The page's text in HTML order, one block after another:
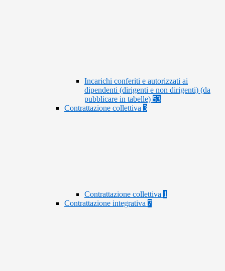
Incarichi conferiti e autorizzati ai
dipendenti (dirigenti e non dirigenti) (da
pubblicare in tabelle) 53
Contrattazione collettiva 3
Contrattazione collettiva 1
Contrattazione integrativa 7